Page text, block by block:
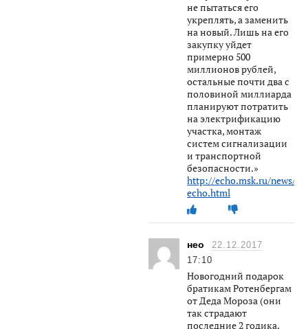
не пытаться его
укреплять, а заменить
на новый. Лишь на его
закупку уйдет
примерно 500
миллионов рублей,
остальные почти два с
половиной миллиарда
планируют потратить
на электрификацию
участка, монтаж
систем сигнализации
и транспортной
безопасности.»
http://echo.msk.ru/news/
echo.html
нео
22.12.2017
17:10
Новогодний подарок
братикам Ротенбергам
от Деда Мороза (они
так страдают
последние 2 годика.